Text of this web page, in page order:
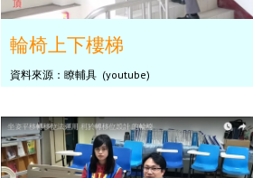
輪椅上下樓梯
資料來源：瞭輔具 (youtube)